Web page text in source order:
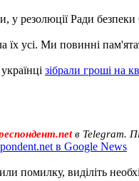
у резолюції Ради
їх усі. Ми повинні
зібрали гроші на
в Telegram.
в Google News
помилку, виділіть